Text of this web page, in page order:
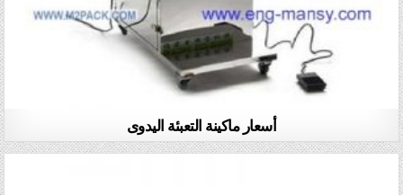
أسعار ماكينة التعبئة اليدوى